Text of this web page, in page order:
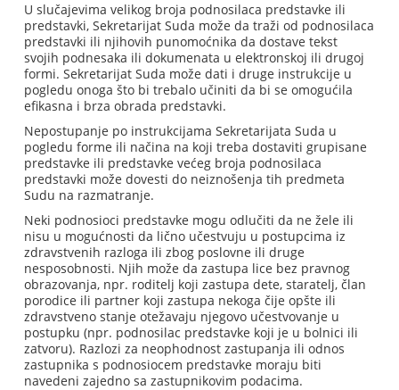
U slučajevima velikog broja podnosilaca predstavke ili
predstavki, Sekretarijat Suda može da traži od podnosilaca
predstavki ili njihovih punomoćnika da dostave tekst
svojih podnesaka ili dokumenata u elektronskoj ili drugoj
formi. Sekretarijat Suda može dati i druge instrukcije u
pogledu onoga što bi trebalo učiniti da bi se omogućila
efikasna i brza obrada predstavki.
Nepostupanje po instrukcijama Sekretarijata Suda u
pogledu forme ili načina na koji treba dostaviti grupisane
predstavke ili predstavke većeg broja podnosilaca
predstavki može dovesti do neiznošenja tih predmeta
Sudu na razmatranje.
Neki podnosioci predstavke mogu odlučiti da ne žele ili
nisu u mogućnosti da lično učestvuju u postupcima iz
zdravstvenih razloga ili zbog poslovne ili druge
nesposobnosti. Njih može da zastupa lice bez pravnog
obrazovanja, npr. roditelj koji zastupa dete, staratelj, član
porodice ili partner koji zastupa nekoga čije opšte ili
zdravstveno stanje otežavaju njegovo učestvovanje u
postupku (npr. podnosilac predstavke koji je u bolnici ili
zatvoru). Razlozi za neophodnost zastupanja ili odnos
zastupnika s podnosiocem predstavke moraju biti
navedeni zajedno sa zastupnikovim podacima.